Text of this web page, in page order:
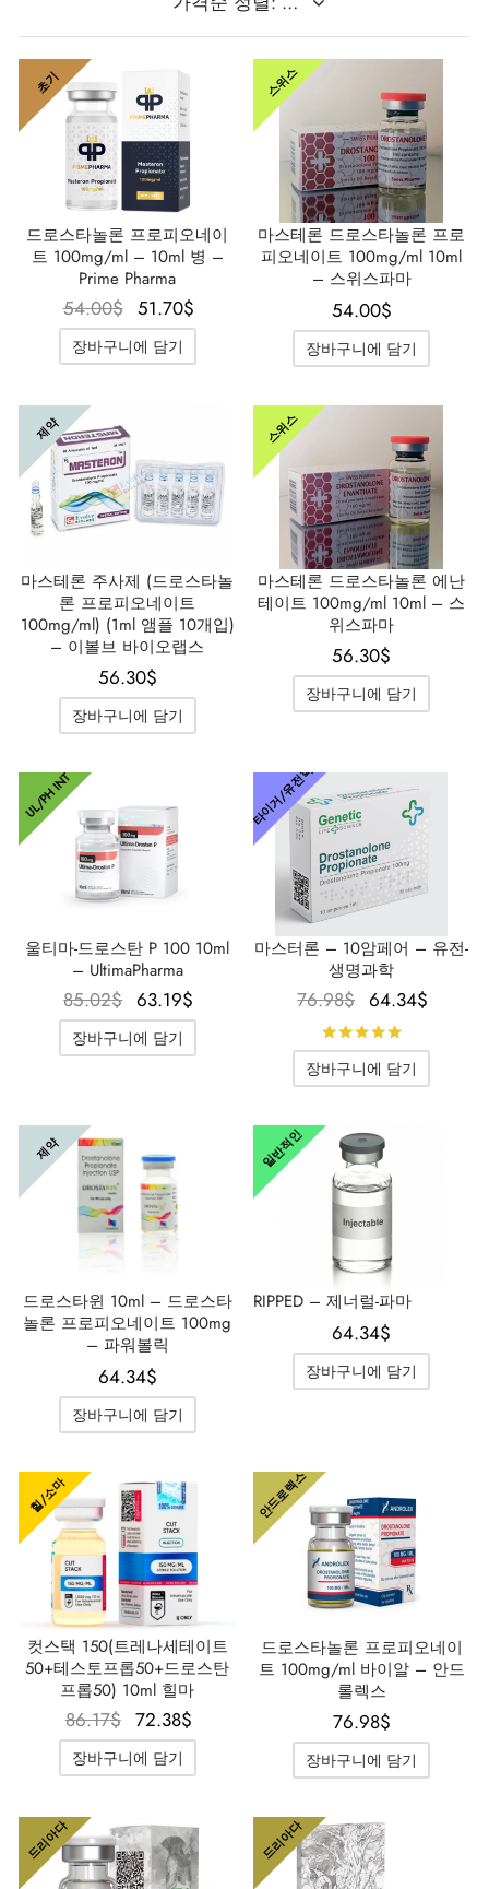
초기
드로스타놀론 프로피오네이
트 100mg/ml – 10ml 병 –
Prime Pharma
54.00$
원래 가
격은
54.00$였
51.70$
51.70$입
장바구니에 담기
스위스
마스테론 드로스타놀론 프로
피오네이트 100mg/ml 10ml
– 스위스파마
54.00$
장바구니에 담기
제약
마스테론 주사제 (드로스타놀
론 프로피오네이트
100mg/ml) (1ml 앰플 10개입)
– 이볼브 바이오랩스
56.30$
장바구니에 담기
스위스
마스테론 드로스타놀론 에난
테이트 100mg/ml 10ml – 스
위스파마
56.30$
장바구니에 담기
UL/PH INT
울티마-드로스탄 P 100 10ml
– UltimaPharma
85.02$
원래 가
격은
85.02$였
63.19$
63.19$입
장바구니에 담기
타이거/유전학
마스터론 – 10암페어 – 유전-
생명과학
76.98$
원래 가
격은
76.98$였
습니다.
64.34$
장바구니에 담기
제약
드로스타윈 10ml – 드로스타
놀론 프로피오네이트 100mg
– 파워볼릭
64.34$
장바구니에 담기
일반적인
RIPPED – 제너럴-파마
64.34$
장바구니에 담기
힐/소마
컷스택 150(트레나세테이트
50+테스토프롭50+드로스탄
프롭50) 10ml 힐마
86.17$
원래 가
격은
86.17$였
72.38$
72.38$입
장바구니에 담기
안드로렉스
드로스타놀론 프로피오네이
트 100mg/ml 바이알 – 안드
롤렉스
76.98$
장바구니에 담기
드리아다 드리아다
한 🇪🇺
논 🇪🇺
/ 파마콤 인터내셔널 🌍
론 아세테이트
투리나볼
롤(스타노졸롤) 경구
렐린 GnRH